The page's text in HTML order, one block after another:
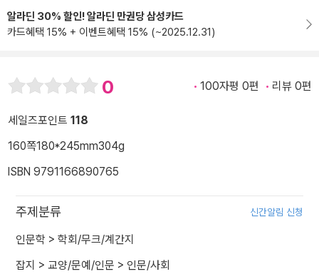
알라딘 30% 할인! 알라딘 만권당 삼성카드
카드혜택 15% + 이벤트혜택 15% (~2025.12.31)
0 100자평 0편 리뷰 0편
세일즈포인트 118
160쪽180*245mm304g
ISBN 9791166890765
주제분류 신간알림 신청
인문학 > 학회/무크/계간지
잡지 > 교양/문예/인문 > 인문/사회